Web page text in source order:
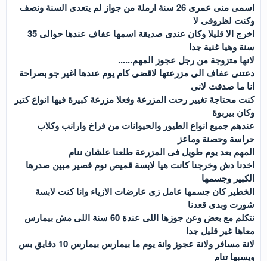
اسمى منى عمرى 26 سنة ارملة من جواز لم يتعدى السنة ونصف
وكنت لظروفى لا
اخرج الا قليلا وكان عندى صديقة اسمها عفاف عندها حوالى 35
سنة وهيا غنية جدا
لانها متزوجة من رجل عجوز المهم......
دعتنى عفاف الى مزرعتها لاقضى كام يوم عندها اغير جو بصراحة
انا ما صدقت لانى
كنت محتاجة تغيير رحت المزرعة وفعلا مزرعة كبيرة فيها انواع كتير
وكان بيربوة
عندهم جميع انواع الطيور والحيوانات من فراخ وارانب وكلاب
حراسة وحصنة وماعز
المهم بعد يوم طويل فى المزرعة طلعنا علشان ننام
اخدنا دش وخرجنا كانت هيا لابسة قميص نوم قصير مبين صدرها
الكبير وجسمها
الخطير كان جسمها عامل زى عارضات الازياء وانا كنت لابسة
شورت وبدى قعدنا
نتكلم مع بعض وعن جوزها اللى عندة 60 سنة اللى مش بيمارس
معاها غير قليل جدا
لانة مسافر ولانة عجوز وانة يوم ما بيمارس بيمارس 10 دقايق بس
ويسبها تنام